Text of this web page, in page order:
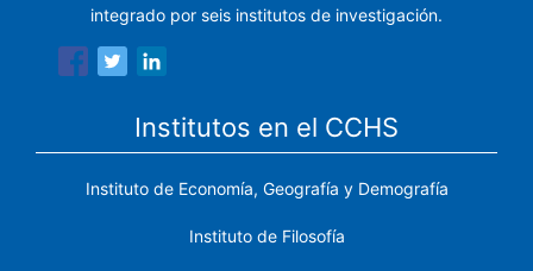
integrado por seis institutos de investigación.
Institutos en el CCHS
Instituto de Economía, Geografía y Demografía
Instituto de Filosofía